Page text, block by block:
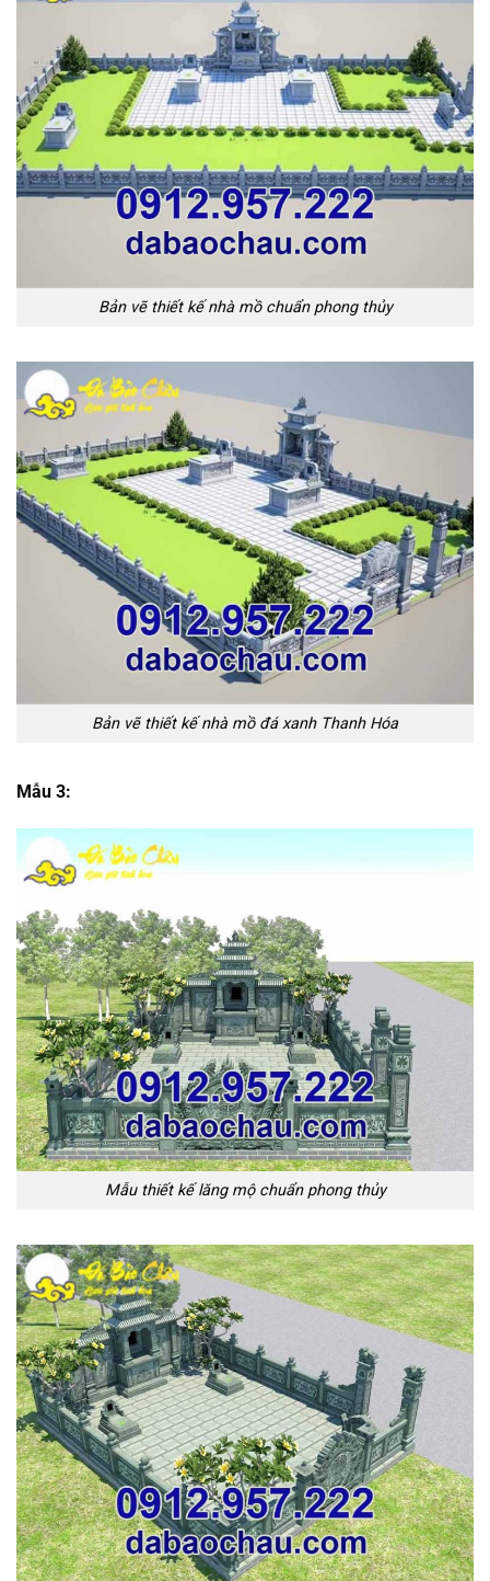
Bản vẽ thiết kế nhà mồ chuẩn phong thủy
Bản vẽ thiết kế nhà mồ đá xanh Thanh Hóa
Mẫu 3:
Mẫu thiết kế lăng mộ chuẩn phong thủy